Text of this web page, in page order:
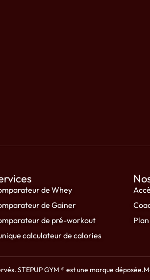
de Whey
de Gainer
de pré-workout
calculateur de calories
STEPUP GYM ® est une marque déposée.